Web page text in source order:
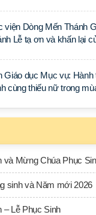
viện Dòng Mến Thánh
Lễ tạ ơn và khấn lại
Giáo dục Mục vụ: Hành
cùng thiếu nữ trong
và Mừng Chúa Phục
sinh và Năm mới 2026
– Lễ Phục Sinh